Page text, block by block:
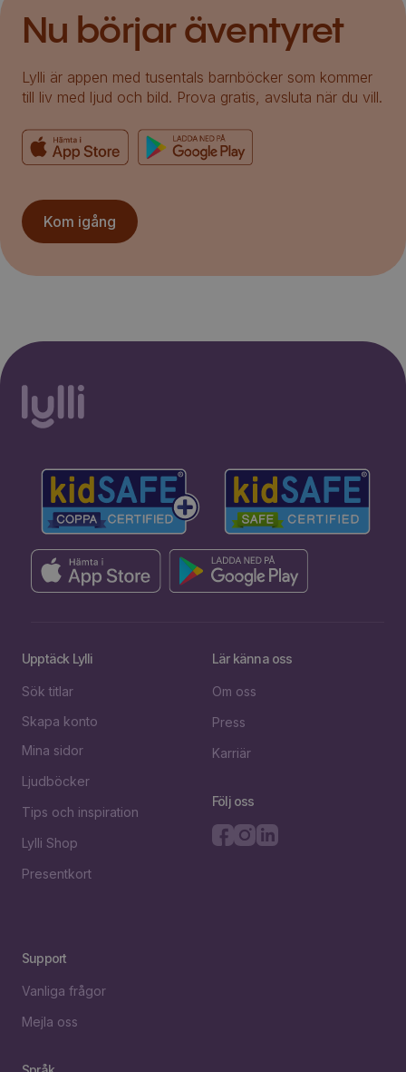
Nu börjar äventyret
Lylli är appen med tusentals barnböcker som kommer
till liv med ljud och bild. Prova gratis, avsluta när du vill.
Kom igång
Upptäck Lylli
Sök titlar
Skapa konto
Mina sidor
Ljudböcker
Tips och inspiration
Lylli Shop
Presentkort
Lär känna oss
Om oss
Press
Karriär
Följ oss
Support
Vanliga frågor
Mejla oss